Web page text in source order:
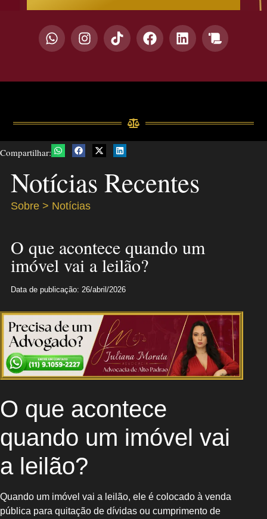
Compartilhar:
Notícias Recentes
Sobre > Notícias
O que acontece quando um
imóvel vai a leilão?
Data de publicação: 26/abril/2026
O que acontece
quando um imóvel vai
a leilão?
Quando um imóvel vai a leilão, ele é colocado à venda
pública para quitação de dívidas ou cumprimento de